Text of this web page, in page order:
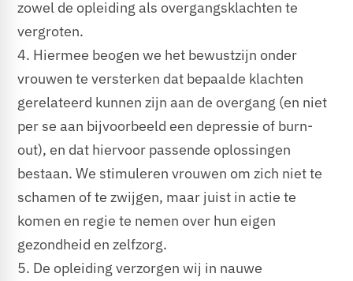
zowel de opleiding als overgangsklachten te
vergroten.
4. Hiermee beogen we het bewustzijn onder
vrouwen te versterken dat bepaalde klachten
gerelateerd kunnen zijn aan de overgang (en niet
per se aan bijvoorbeeld een depressie of burn-
out), en dat hiervoor passende oplossingen
bestaan. We stimuleren vrouwen om zich niet te
schamen of te zwijgen, maar juist in actie te
komen en regie te nemen over hun eigen
gezondheid en zelfzorg.
5. De opleiding verzorgen wij in nauwe